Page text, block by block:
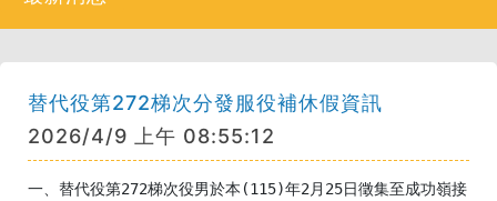
替代役第272梯次分發服役補休假資訊
2026/4/9 上午 08:55:12
一、替代役第272梯次役男於本(115)年2月25日徵集至成功嶺接